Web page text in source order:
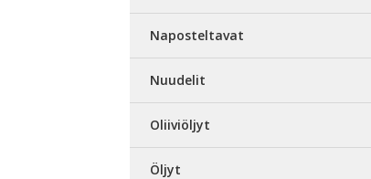
Naposteltavat
Nuudelit
Oliiviöljyt
Öljyt